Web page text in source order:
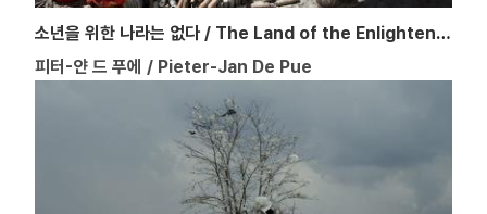
소년을 위한 나라는 없다 / The Land of the Enlightened
피터-얀 드 푸에 / Pieter-Jan De Pue